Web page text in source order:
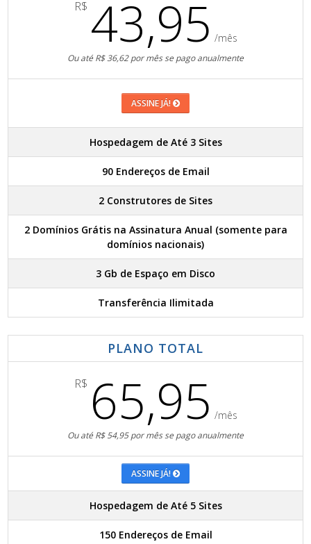
R$ 43,95 /mês
Ou até R$ 36,62 por mês se pago anualmente
ASSINE JÁ!
Hospedagem de Até 3 Sites
90 Endereços de Email
2 Construtores de Sites
2 Domínios Grátis na Assinatura Anual (somente para
domínios nacionais)
3 Gb de Espaço em Disco
Transferência Ilimitada
PLANO TOTAL
R$ 65,95 /mês
Ou até R$ 54,95 por mês se pago anualmente
ASSINE JÁ!
Hospedagem de Até 5 Sites
150 Endereços de Email